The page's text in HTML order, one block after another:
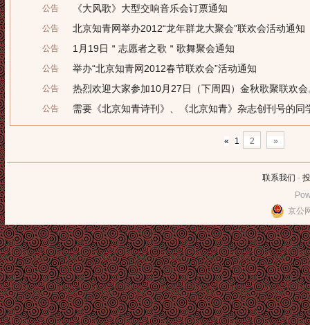
公告 《大风歌》大型交响音乐会订票通知
公告 北京知青网举办2012“龙年群龙大聚会”联欢会活动通知
公告 1月19日＂志愿者之歌＂歌舞聚会通知
公告 举办“北京知青网2012春节联欢会”活动通知
公告 热烈欢迎大家参加10月27日（下周四）金秋歌聚联欢
公告 需要《北京知青诗刊》、《北京知青》杂志创刊号的同
« 1 2 »
联系我们 -
京公